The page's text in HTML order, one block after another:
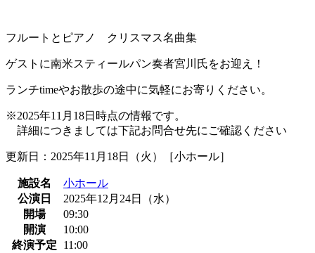
フルートとピアノ クリスマス名曲集
ゲストに南米スティールパン奏者宮川氏をお迎え！
ランチtimeやお散歩の途中に気軽にお寄りください。
※2025年11月18日時点の情報です。
詳細につきましては下記お問合せ先にご確認ください
更新日：2025年11月18日（火）［小ホール］
施設名
小ホール
公演日
2025年12月24日（水）
開場
09:30
開演
10:00
終演予定
11:00